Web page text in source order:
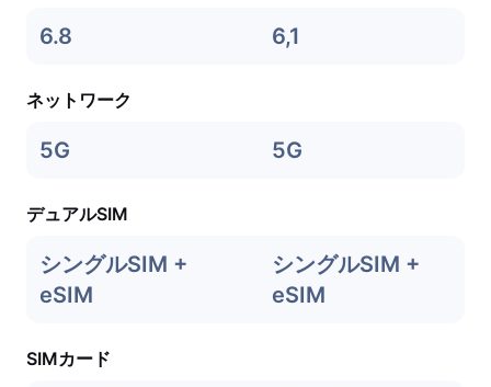
6.8 6,1
ネットワーク
5G 5G
デュアルSIM
シングルSIM +
eSIM
シングルSIM +
eSIM
SIMカード